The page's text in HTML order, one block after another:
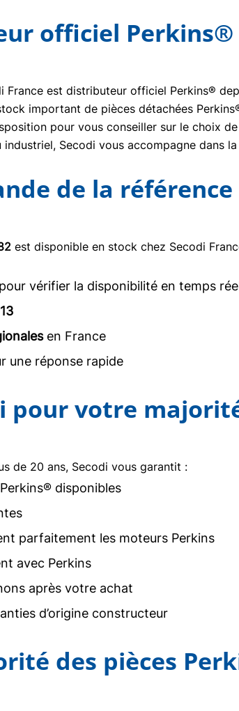
officiel Perkins®
France est distributeur officiel Perkins®
important de pièces détachées
pour vous conseiller sur le choix
Secodi vous accompagne dans
de la référence
est disponible en stock chez Secodi
pour vérifier la disponibilité en temps
en France
une réponse rapide
pour votre
de 20 ans, Secodi vous garantit :
disponibles
parfaitement les moteurs Perkins
avec Perkins
après votre achat
d’origine constructeur
des pièces